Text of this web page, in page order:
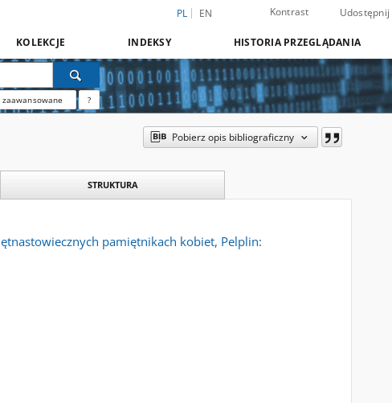
PL EN Kontrast Udostępnij
KOLEKCJE INDEKSY HISTORIA PRZEGLĄDANIA
?
Pobierz opis bibliograficzny
STRUKTURA
pamiętnikach kobiet, Pelplin: